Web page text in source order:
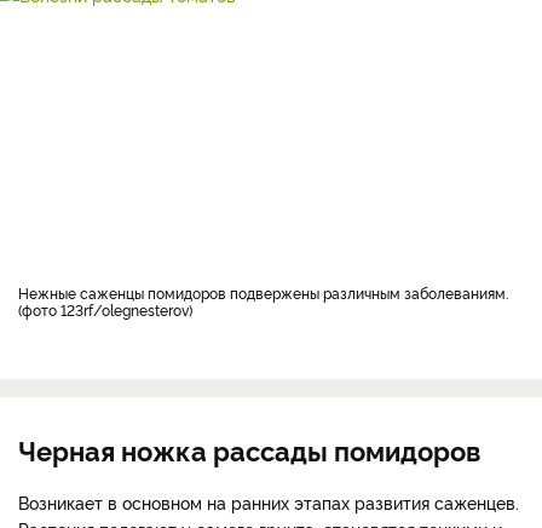
нежные саженцы помидоров подвержены различным заболеваниям.
(фото 123rf/olegnesterov)
Черная ножка рассады помидоров
Возникает в основном на ранних этапах развития саженцев.